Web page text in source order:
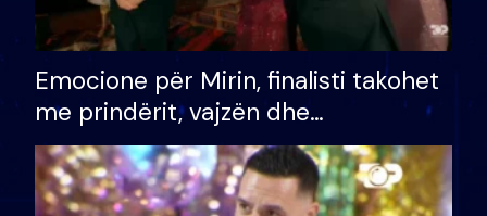
Emocione për Mirin, finalisti takohet
me prindërit, vajzën dhe
bashkëshorten: S’kemi ndonjë letër
divorci apo jo?